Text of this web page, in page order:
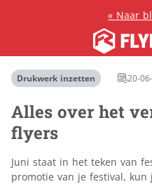
« Naar
Drukwerk inzetten 20-
Alles over het
flyers
Juni staat in het teken van
promotie van je festival, kun